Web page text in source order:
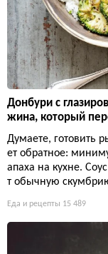
Донбури с
жина, который
Думаете, готовить
ет обратное:
апаха на кухне.
т обычную
Еда и рецепты 15 489